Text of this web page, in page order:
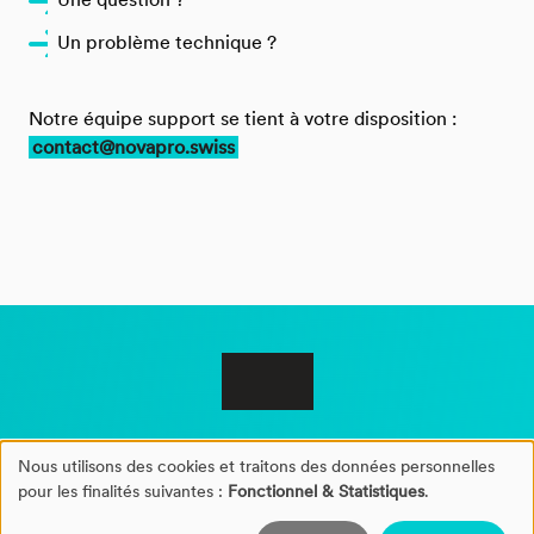
Un problème technique ?
Notre équipe support se tient à votre disposition :
contact@novapro.swiss
©2026 NovaPro®
Gestion
Nous utilisons des cookies et traitons des données personnelles
pour les finalités suivantes : Fonctionnel & Statistiques.